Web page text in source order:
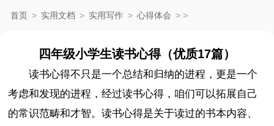
首页 > 实用文档 > 实用写作 > 心得体会 > >
四年级小学生读书心得（优质17篇）
读书心得不只是一个总结和归纳的进程，更是一个
考虑和发现的进程，经过读书心得，咱们可以拓展自己
的常识范畴和才智。读书心得是关于读过的书本内容、